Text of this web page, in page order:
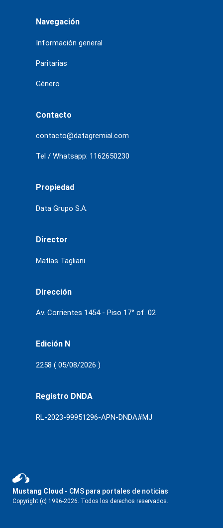
Navegación
Información general
Paritarias
Género
Contacto
contacto@datagremial.com
Tel / Whatsapp: 1162650230
Propiedad
Data Grupo S.A.
Director
Matías Tagliani
Dirección
Av. Corrientes 1454 - Piso 17° of. 02
Edición N
2258 ( 05/08/2026 )
Registro DNDA
RL-2023-99951296-APN-DNDA#MJ
Mustang Cloud - CMS para portales de noticias
Copyright (c) 1996-2026. Todos los derechos reservados.